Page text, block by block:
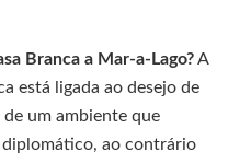
Branca a Mar-a-Lago?A
está ligada ao desejo de
um ambiente que
diplomático, ao contrário